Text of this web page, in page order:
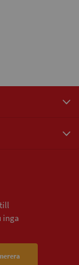
inga